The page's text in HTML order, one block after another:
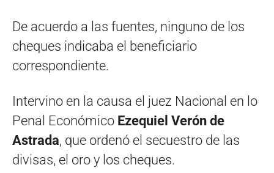
De acuerdo a las fuentes, ninguno de los
cheques indicaba el beneficiario
correspondiente.
Intervino en la causa el juez Nacional en lo
Penal Económico Ezequiel Verón de
Astrada, que ordenó el secuestro de las
divisas, el oro y los cheques.